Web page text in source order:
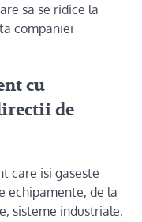
sa se ridice la
companiei
cu
de
care isi gaseste
echipamente, de la
sisteme industriale,